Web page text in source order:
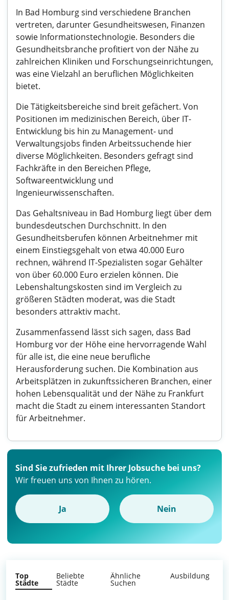
In Bad Homburg sind verschiedene Branchen
vertreten, darunter Gesundheitswesen, Finanzen
sowie Informationstechnologie. Besonders die
Gesundheitsbranche profitiert von der Nähe zu
zahlreichen Kliniken und Forschungseinrichtungen,
was eine Vielzahl an beruflichen Möglichkeiten
bietet.
Die Tätigkeitsbereiche sind breit gefächert. Von
Positionen im medizinischen Bereich, über IT-
Entwicklung bis hin zu Management- und
Verwaltungsjobs finden Arbeitssuchende hier
diverse Möglichkeiten. Besonders gefragt sind
Fachkräfte in den Bereichen Pflege,
Softwareentwicklung und
Ingenieurwissenschaften.
Das Gehaltsniveau in Bad Homburg liegt über dem
bundesdeutschen Durchschnitt. In den
Gesundheitsberufen können Arbeitnehmer mit
einem Einstiegsgehalt von etwa 40.000 Euro
rechnen, während IT-Spezialisten sogar Gehälter
von über 60.000 Euro erzielen können. Die
Lebenshaltungskosten sind im Vergleich zu
größeren Städten moderat, was die Stadt
besonders attraktiv macht.
Zusammenfassend lässt sich sagen, dass Bad
Homburg vor der Höhe eine hervorragende Wahl
für alle ist, die eine neue berufliche
Herausforderung suchen. Die Kombination aus
Arbeitsplätzen in zukunftssicheren Branchen, einer
hohen Lebensqualität und der Nähe zu Frankfurt
macht die Stadt zu einem interessanten Standort
für Arbeitnehmer.
Sind Sie zufrieden mit Ihrer Jobsuche bei uns?
Wir freuen uns von Ihnen zu hören.
Ja Nein
Top
Städte
Beliebte
Städte
Ähnliche
Suchen
Ausbildung